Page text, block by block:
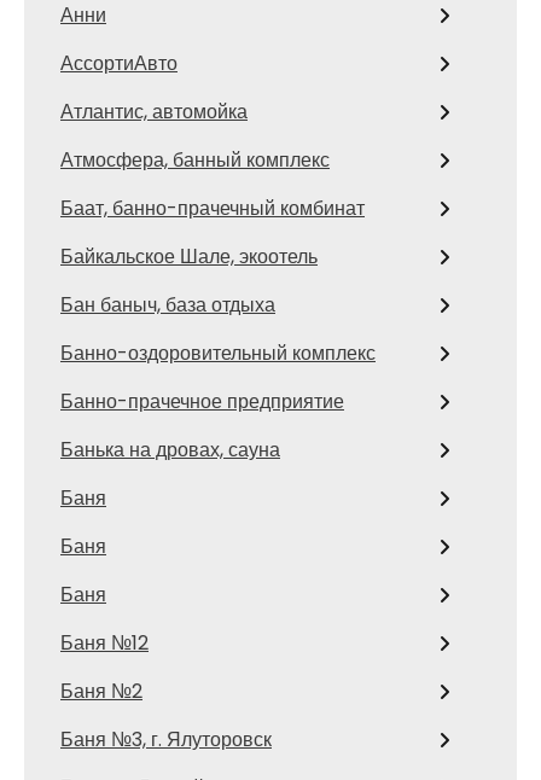
Анни
АссортиАвто
Атлантис, автомойка
Атмосфера, банный комплекс
Баат, банно-прачечный комбинат
Байкальское Шале, экоотель
Бан баныч, база отдыха
Банно-оздоровительный комплекс
Банно-прачечное предприятие
Банька на дровах, сауна
Баня
Баня
Баня
Баня №12
Баня №2
Баня №3, г. Ялуторовск